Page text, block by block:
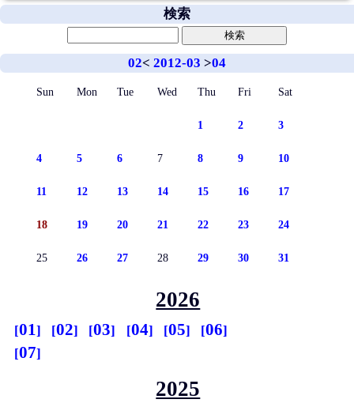
検索
02< 2012-03 >04
Sun Mon Tue Wed Thu Fri Sat
1 2 3
4 5 6 7 8 9 10
11 12 13 14 15 16 17
18 19 20 21 22 23 24
25 26 27 28 29 30 31
2026
01 02 03 04 05
06
07
2025